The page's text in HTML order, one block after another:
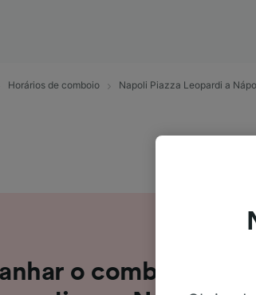
Horários de comboio Napoli Piazza Leopardi a
o comboio de